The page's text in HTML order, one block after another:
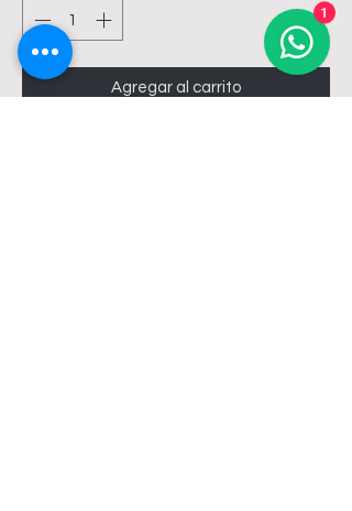
Agregar al carrito
1